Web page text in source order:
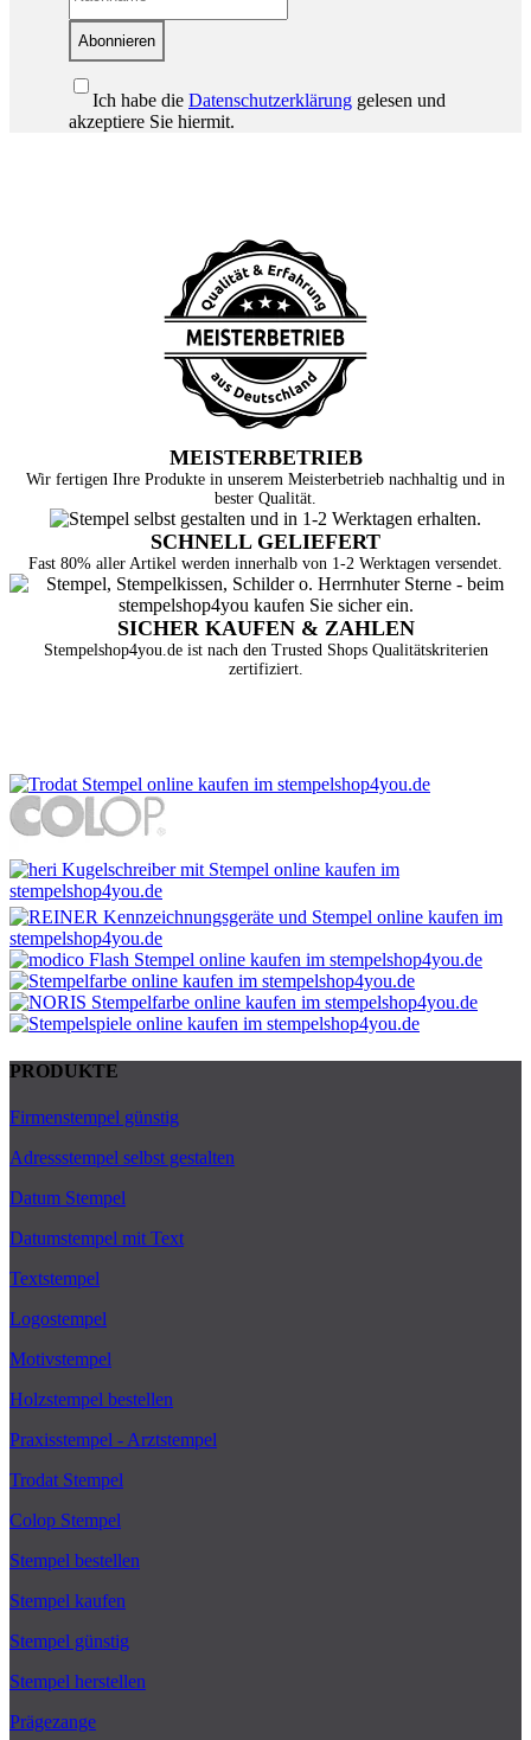
Abonnieren
Ich habe die Datenschutzerklärung gelesen und
akzeptiere Sie hiermit.
MEISTERBETRIEB
Wir fertigen Ihre Produkte in unserem Meisterbetrieb nachhaltig und in
bester Qualität.
SCHNELL GELIEFERT
Fast 80% aller Artikel werden innerhalb von 1-2 Werktagen versendet.
SICHER KAUFEN & ZAHLEN
Stempelshop4you.de ist nach den Trusted Shops Qualitätskriterien
zertifiziert.
PRODUKTE
Firmenstempel günstig
Adressstempel selbst gestalten
Datum Stempel
Datumstempel mit Text
Textstempel
Logostempel
Motivstempel
Holzstempel bestellen
Praxisstempel - Arztstempel
Trodat Stempel
Colop Stempel
Stempel bestellen
Stempel kaufen
Stempel günstig
Stempel herstellen
Prägezange